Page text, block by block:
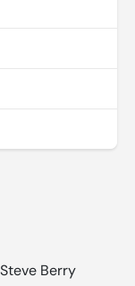
Steve Berry